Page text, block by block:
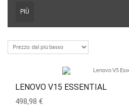
PIÙ
LENOVO V15 ESSENTIAL
498,98 €